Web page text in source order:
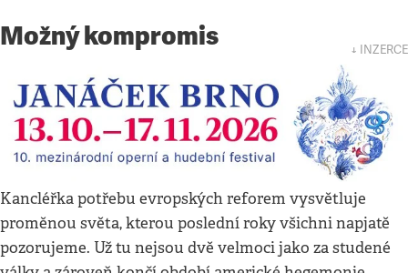
Možný kompromis ↓ INZERCE
Kancléřka potřebu evropských reforem vysvětluje
proměnou světa, kterou poslední roky všichni napjatě
pozorujeme. Už tu nejsou dvě velmoci jako za studené